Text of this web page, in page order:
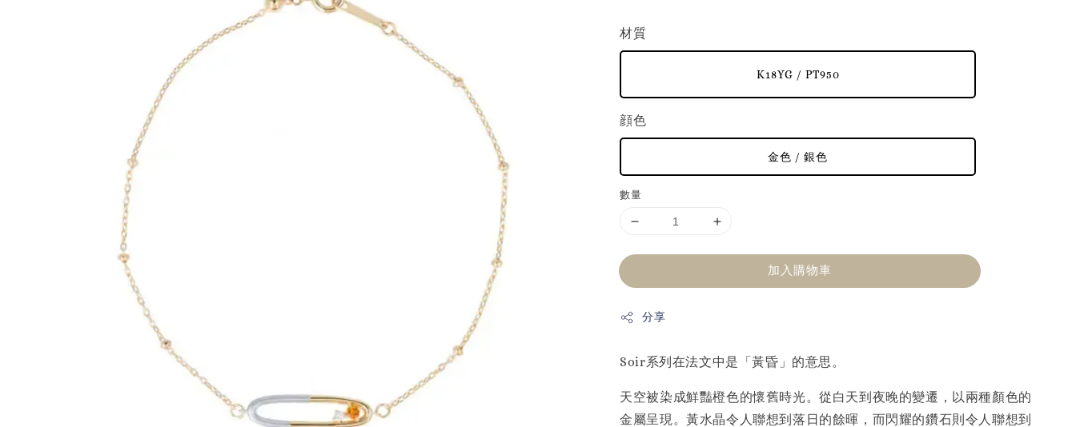
材質
K18YG / PT950
顔色
金色 / 銀色
數量
加入購物車
分享
Soir系列在法文中是「黃昏」的意思。
天空被染成鮮豔橙色的懷舊時光。從白天到夜晚的變遷，以兩種顏色的
金屬呈現。黃水晶令人聯想到落日的餘暉，而閃耀的鑽石則令人聯想到